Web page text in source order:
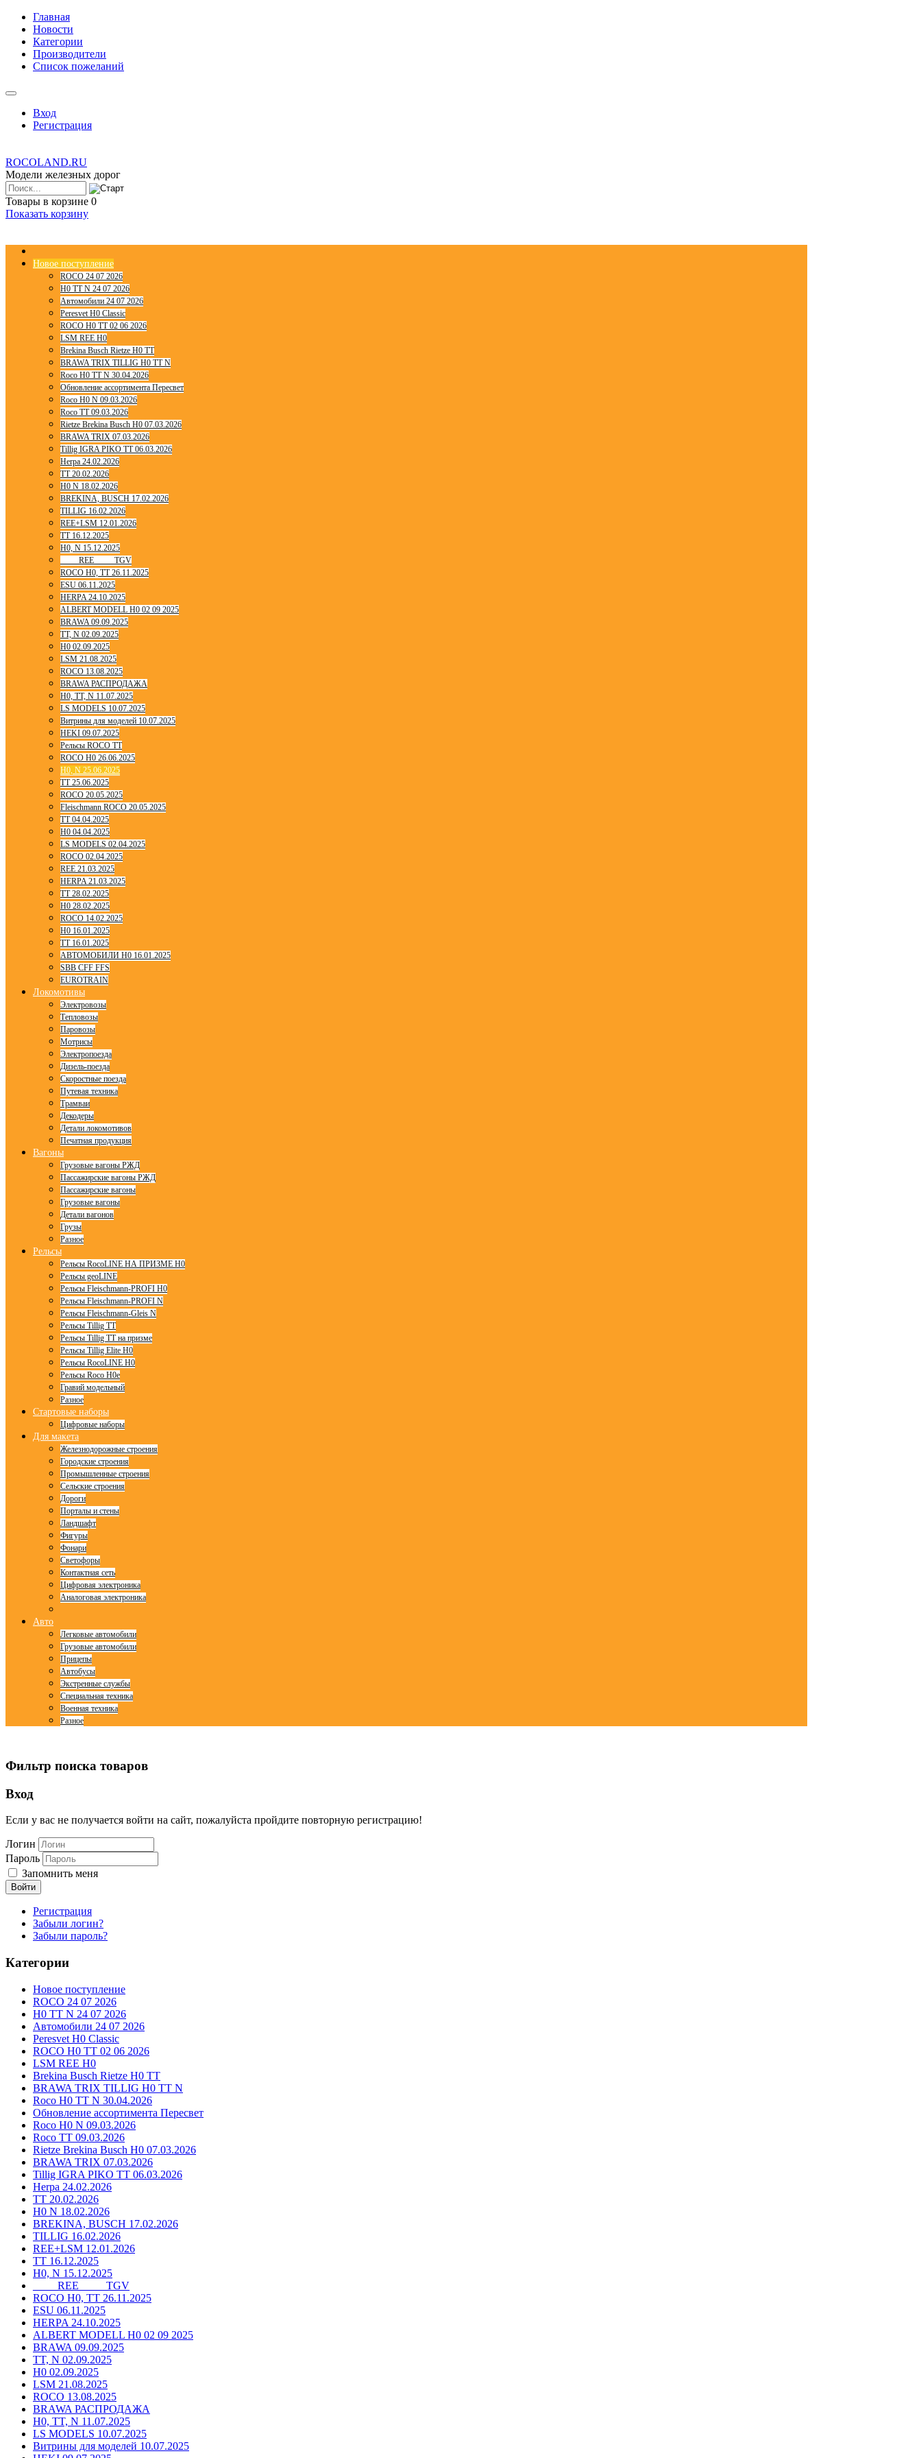
Главная
Новости
Категории
Производители
Список пожеланий
Вход
Регистрация
ROCOLAND.RU
Модели железных дорог
Товары в корзине 0
Показать корзину
Новое поступление
ROCO 24 07 2026
H0 TT N 24 07 2026
Автомобили 24 07 2026
Peresvet H0 Classic
ROCO H0 TT 02 06 2026
LSM REE H0
Brekina Busch Rietze H0 TT
BRAWA TRIX TILLIG H0 TT N
Roco H0 TT N 30.04.2026
Обновление ассортимента Пересвет
Roco H0 N 09.03.2026
Roco TT 09.03.2026
Rietze Brekina Busch H0 07.03.2026
BRAWA TRIX 07.03.2026
Tillig IGRA PIKO TT 06.03.2026
Herpa 24.02.2026
TT 20.02.2026
H0 N 18.02.2026
BREKINA, BUSCH 17.02.2026
TILLIG 16.02.2026
REE+LSM 12.01.2026
TT 16.12.2025
H0, N 15.12.2025
____ REE ____ TGV
ROCO H0, TT 26.11.2025
ESU 06.11.2025
HERPA 24.10.2025
ALBERT MODELL H0 02 09 2025
BRAWA 09.09.2025
TT, N 02.09.2025
H0 02.09.2025
LSM 21.08.2025
ROCO 13.08.2025
BRAWA РАСПРОДАЖА
H0, TT, N 11.07.2025
LS MODELS 10.07.2025
Витрины для моделей 10.07.2025
HEKI 09.07.2025
Рельсы ROCO TT
ROCO H0 26.06.2025
H0, N 25.06.2025
TT 25.06.2025
ROCO 20.05.2025
Fleischmann ROCO 20.05.2025
TT 04.04.2025
H0 04.04.2025
LS MODELS 02.04.2025
ROCO 02.04.2025
REE 21.03.2025
HERPA 21.03.2025
TT 28.02.2025
H0 28.02.2025
ROCO 14.02.2025
H0 16.01.2025
TT 16.01.2025
АВТОМОБИЛИ H0 16.01.2025
SBB CFF FFS
EUROTRAIN
Локомотивы
Электровозы
Тепловозы
Паровозы
Мотрисы
Электропоезда
Дизель-поезда
Скоростные поезда
Путевая техника
Трамваи
Декодеры
Детали локомотивов
Печатная продукция
Вагоны
Грузовые вагоны РЖД
Пассажирские вагоны РЖД
Пассажирские вагоны
Грузовые вагоны
Детали вагонов
Грузы
Разное
Рельсы
Рельсы RocoLINE НА ПРИЗМЕ H0
Рельсы geoLINE
Рельсы Fleischmann-PROFI H0
Рельсы Fleischmann-PROFI N
Рельсы Fleischmann-Gleis N
Рельсы Tillig TT
Рельсы Tillig TT на призме
Рельсы Tillig Elite H0
Рельсы RocoLINE H0
Рельсы Roco H0e
Гравий модельный
Разное
Стартовые наборы
Цифровые наборы
Для макета
Железнодорожные строения
Городские строения
Промышленные строения
Сельские строения
Дороги
Порталы и стены
Ландшафт
Фигуры
Фонари
Светофоры
Контактная сеть
Цифровая электроника
Аналоговая электроника
Авто
Легковые автомобили
Грузовые автомобили
Прицепы
Автобусы
Экстренные службы
Специальная техника
Военная техника
Разное
Фильтр поиска товаров
Вход
Если у вас не получается войти на сайт, пожалуйста пройдите повторную регистрацию!
Логин
Пароль
Запомнить меня
Войти
Регистрация
Забыли логин?
Забыли пароль?
Категории
Новое поступление
ROCO 24 07 2026
H0 TT N 24 07 2026
Автомобили 24 07 2026
Peresvet H0 Classic
ROCO H0 TT 02 06 2026
LSM REE H0
Brekina Busch Rietze H0 TT
BRAWA TRIX TILLIG H0 TT N
Roco H0 TT N 30.04.2026
Обновление ассортимента Пересвет
Roco H0 N 09.03.2026
Roco TT 09.03.2026
Rietze Brekina Busch H0 07.03.2026
BRAWA TRIX 07.03.2026
Tillig IGRA PIKO TT 06.03.2026
Herpa 24.02.2026
TT 20.02.2026
H0 N 18.02.2026
BREKINA, BUSCH 17.02.2026
TILLIG 16.02.2026
REE+LSM 12.01.2026
TT 16.12.2025
H0, N 15.12.2025
____ REE ____ TGV
ROCO H0, TT 26.11.2025
ESU 06.11.2025
HERPA 24.10.2025
ALBERT MODELL H0 02 09 2025
BRAWA 09.09.2025
TT, N 02.09.2025
H0 02.09.2025
LSM 21.08.2025
ROCO 13.08.2025
BRAWA РАСПРОДАЖА
H0, TT, N 11.07.2025
LS MODELS 10.07.2025
Витрины для моделей 10.07.2025